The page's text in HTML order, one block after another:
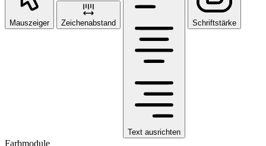
Mauszeiger Zeichenabstand
Text ausrichten
Schriftstärke
Farbmodule